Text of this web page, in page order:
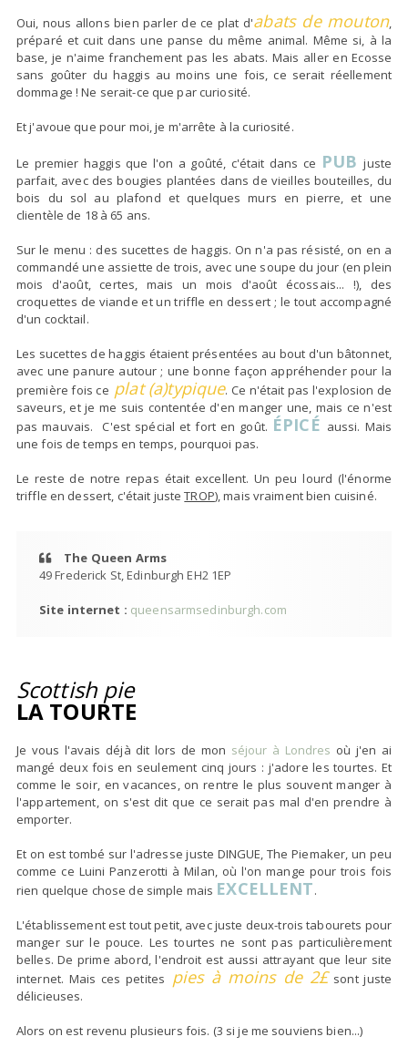
Oui, nous allons bien parler de ce plat d'abats de mouton,
préparé et cuit dans une panse du même animal. Même si, à la
base, je n'aime franchement pas les abats. Mais aller en Ecosse
sans goûter du haggis au moins une fois, ce serait réellement
dommage ! Ne serait-ce que par curiosité.
Et j'avoue que pour moi, je m'arrête à la curiosité.
Le premier haggis que l'on a goûté, c'était dans ce PUBjuste
parfait, avec des bougies plantées dans de vieilles bouteilles, du
bois du sol au plafond et quelques murs en pierre, et une
clientèle de 18 à 65 ans.
Sur le menu : des sucettes de haggis. On n'a pas résisté, on en a
commandé une assiette de trois, avec une soupe du jour (en plein
mois d'août, certes, mais un mois d'août écossais... !), des
croquettes de viande et un triffle en dessert ; le tout accompagné
d'un cocktail.
Les sucettes de haggis étaient présentées au bout d'un bâtonnet,
avec une panure autour ; une bonne façon appréhender pour la
première fois ce plat (a)typique. Ce n'était pas l'explosion de
saveurs, et je me suis contentée d'en manger une, mais ce n'est
pas mauvais. C'est spécial et fort en goût. ÉPICÉ aussi. Mais
une fois de temps en temps, pourquoi pas.
Le reste de notre repas était excellent. Un peu lourd (l'énorme
triffle en dessert, c'était justeTROP), mais vraiment bien cuisiné.
The Queen Arms
49 Frederick St, Edinburgh EH2 1EP
Site internet : queensarmsedinburgh.com
Scottish pie
LA TOURTE
Je vous l'avais déjà dit lors de mon séjour à Londres où j'en ai
mangé deux fois en seulement cinq jours : j'adore les tourtes. Et
comme le soir, en vacances, on rentre le plus souvent manger à
l'appartement, on s'est dit que ce serait pas mal d'en prendre à
emporter.
Et on est tombé sur l'adresse juste DINGUE, The Piemaker, un peu
comme ce Luini Panzerotti à Milan, où l'on mange pour trois fois
rien quelque chose de simple mais EXCELLENT.
L'établissement est tout petit, avec juste deux-trois tabourets pour
manger sur le pouce. Les tourtes ne sont pas particulièrement
belles. De prime abord, l'endroit est aussi attrayant que leur site
internet. Mais ces petites
pies à moins de 2£sont juste
délicieuses.
Alors on est revenu plusieurs fois. (3 si je me souviens bien...)